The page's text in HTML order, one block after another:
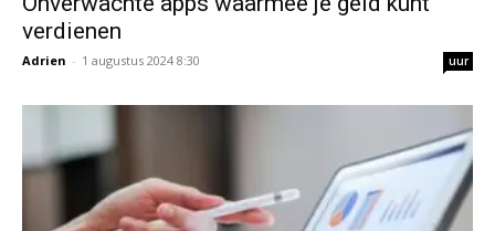
verdienen
Adrien - 1 augustus 2024 8:30 uur